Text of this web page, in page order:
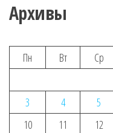
Архивы
Пн
Вт Ср
3
4 5
10
11 12